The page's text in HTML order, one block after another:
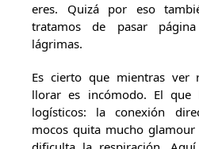
eres. Quizá por eso
tratamos de pasar
lágrimas.
Es cierto que mientras ver
llorar es incómodo. El que
logísticos: la conexión
mocos quita mucho